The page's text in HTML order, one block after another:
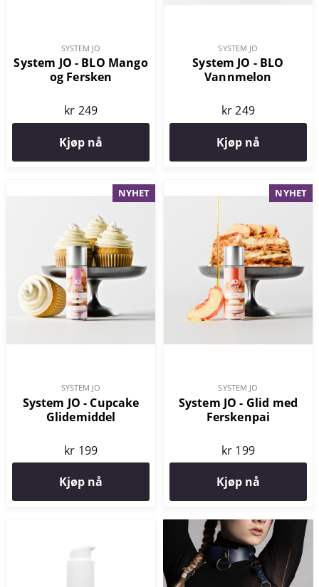
SYSTEM JO
System JO - BLO Mango
og Fersken
kr 249
Kjøp nå
SYSTEM JO
System JO - BLO
Vannmelon
kr 249
Kjøp nå
NYHET
SYSTEM JO
System JO - Cupcake
Glidemiddel
kr 199
Kjøp nå
NYHET
SYSTEM JO
System JO - Glid med
Ferskenpai
kr 199
Kjøp nå